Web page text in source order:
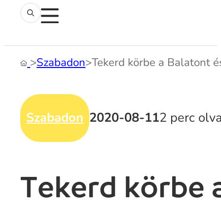
>Szabadon>Tekerd körbe a Balatont
Szabadon 2020-08-112 perc
Tekerd körbe